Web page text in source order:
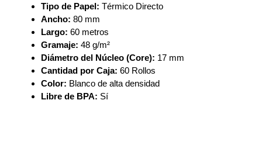
Tipo de Papel: Térmico Directo
Ancho: 80 mm
Largo: 60 metros
Gramaje: 48 g/m²
Diámetro del Núcleo (Core): 17 mm
Cantidad por Caja: 60 Rollos
Color: Blanco de alta densidad
Libre de BPA: Sí